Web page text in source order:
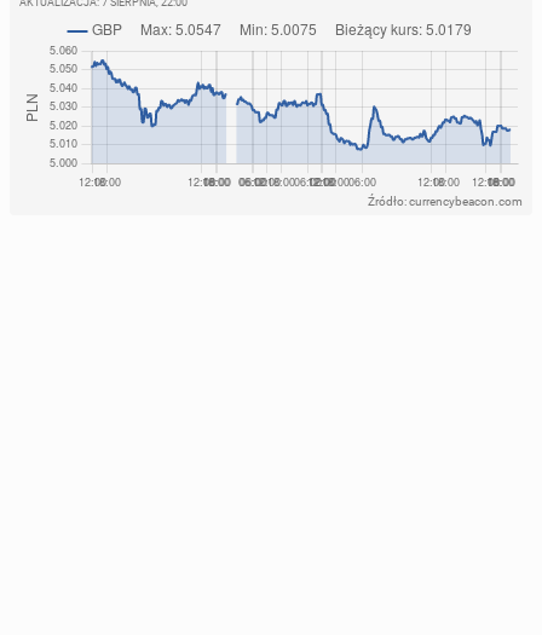
AKTUALIZACJA: 7 SIERPNIA, 22:00
Źródło: currencybeacon.com